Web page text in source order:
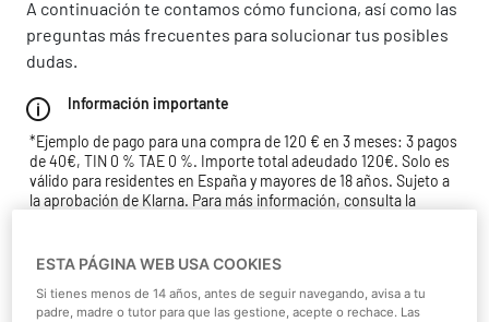
A continuación te contamos cómo funciona, así como las
preguntas más frecuentes para solucionar tus posibles
dudas.
Información importante
*Ejemplo de pago para una compra de 120 € en 3 meses: 3 pagos
de 40€, TIN 0 % TAE 0 %. Importe total adeudado 120€. Solo es
válido para residentes en España y mayores de 18 años. Sujeto a
la aprobación de Klarna. Para más información, consulta la
¡Compra ahora tu Bono Parques!
ESTA PÁGINA WEB USA COOKIES
Si tienes menos de 14 años, antes de seguir navegando, avisa a tu
padre, madre o tutor para que las gestione, acepte o rechace. Las